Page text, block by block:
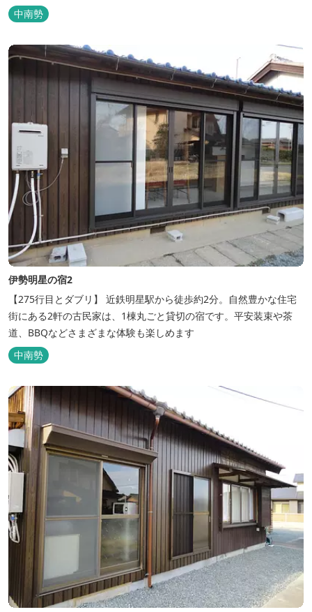
キューサイトは屋根があり雨でも利用いただけます！ 皆さん、ぜひ
ご利用ください！
中南勢
伊勢明星の宿2
【275行目とダブリ】 近鉄明星駅から徒歩約2分。自然豊かな住宅
街にある2軒の古民家は、1棟丸ごと貸切の宿です。平安装束や茶
道、BBQなどさまざまな体験も楽しめます
中南勢